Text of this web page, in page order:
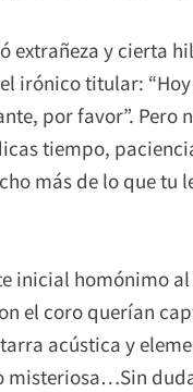
extrañeza y
irónico titular:
por favor”. Pero
tiempo,
más de lo que tu
inicial homónimo
el coro querían
acústica y
misteriosa…Sin